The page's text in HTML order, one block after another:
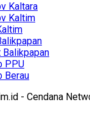
Kaltara
Kaltim
PPU
Berau
- Cendana